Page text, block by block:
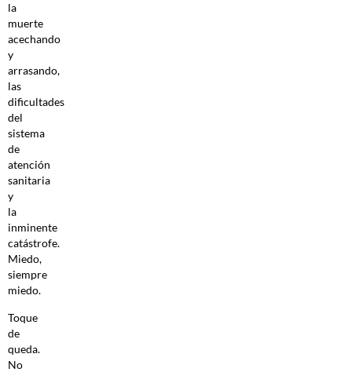
la
muerte
acechando
y
arrasando,
las
dificultades
del
sistema
de
atención
sanitaria
y
la
inminente
catástrofe.
Miedo,
siempre
miedo.
Toque
de
queda.
No